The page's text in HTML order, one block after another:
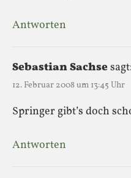
Antworten
Sebastian Sachsesagt:
12. Februar 2008 um 13:45 Uhr
Springer gibt’s doch
Antworten